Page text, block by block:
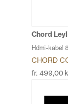
Chord
Hdmi-kabel
CHORD
fr. 499,00